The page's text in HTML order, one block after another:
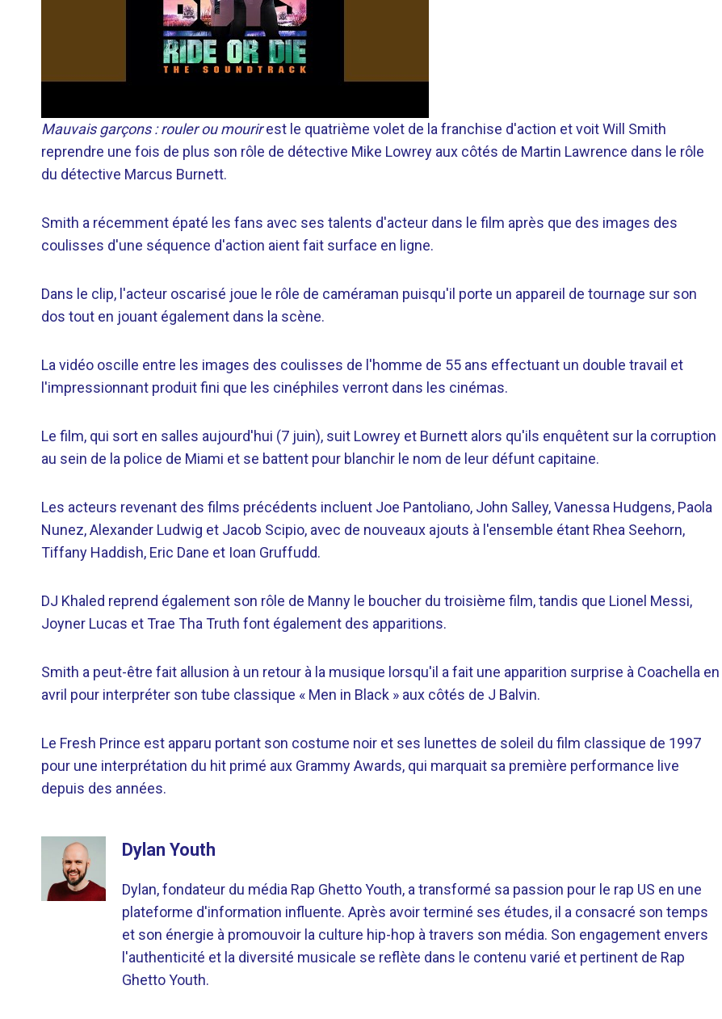
Mauvais garçons : rouler ou mourirest le quatrième volet de la franchise d'action et voit Will Smith
reprendre une fois de plus son rôle de détective Mike Lowrey aux côtés de Martin Lawrence dans le rôle
du détective Marcus Burnett.
Smith a récemment épaté les fans avec ses talents d'acteur dans le film après que des images des
coulisses d'une séquence d'action aient fait surface en ligne.
Dans le clip, l'acteur oscarisé joue le rôle de caméraman puisqu'il porte un appareil de tournage sur son
dos tout en jouant également dans la scène.
La vidéo oscille entre les images des coulisses de l'homme de 55 ans effectuant un double travail et
l'impressionnant produit fini que les cinéphiles verront dans les cinémas.
Le film, qui sort en salles aujourd'hui (7 juin), suit Lowrey et Burnett alors qu'ils enquêtent sur la corruption
au sein de la police de Miami et se battent pour blanchir le nom de leur défunt capitaine.
Les acteurs revenant des films précédents incluent Joe Pantoliano, John Salley, Vanessa Hudgens, Paola
Nunez, Alexander Ludwig et Jacob Scipio, avec de nouveaux ajouts à l'ensemble étant Rhea Seehorn,
Tiffany Haddish, Eric Dane et Ioan Gruffudd.
DJ Khaled reprend également son rôle de Manny le boucher du troisième film, tandis que Lionel Messi,
Joyner Lucas et Trae Tha Truth font également des apparitions.
Smith a peut-être fait allusion à un retour à la musique lorsqu'il a fait une apparition surprise à Coachella en
avril pour interpréter son tube classique « Men in Black » aux côtés de J Balvin.
Le Fresh Prince est apparu portant son costume noir et ses lunettes de soleil du film classique de 1997
pour une interprétation du hit primé aux Grammy Awards, qui marquait sa première performance live
depuis des années.
Dylan Youth
Dylan, fondateur du média Rap Ghetto Youth, a transformé sa passion pour le rap US en une
plateforme d'information influente. Après avoir terminé ses études, il a consacré son temps
et son énergie à promouvoir la culture hip-hop à travers son média. Son engagement envers
l'authenticité et la diversité musicale se reflète dans le contenu varié et pertinent de Rap
Ghetto Youth.